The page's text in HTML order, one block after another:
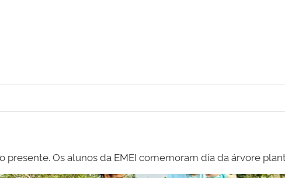
Os alunos da EMEI comemoram dia da árvore